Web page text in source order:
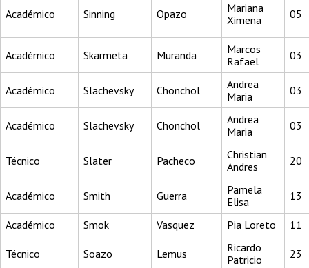
Académico Sinning Opazo
Mariana
Ximena
05
Académico Skarmeta Muranda
Marcos
Rafael
03
Académico Slachevsky Chonchol
Andrea
Maria
03
Académico Slachevsky Chonchol
Andrea
Maria
03
Técnico Slater Pacheco
Christian
Andres
20
Académico Smith Guerra
Pamela
Elisa
13
Académico Smok Vasquez Pia Loreto 11
Técnico Soazo Lemus
Ricardo
Patricio
23